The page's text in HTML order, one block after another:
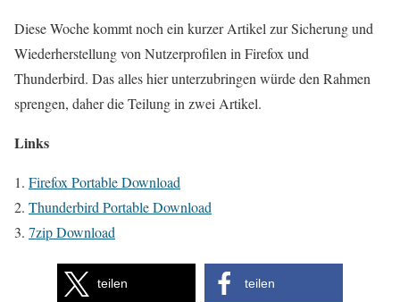
Diese Woche kommt noch ein kurzer Artikel zur Sicherung und
Wiederherstellung von Nutzerprofilen in Firefox und
Thunderbird. Das alles hier unterzubringen würde den Rahmen
sprengen, daher die Teilung in zwei Artikel.
Links
Firefox Portable Download
Thunderbird Portable Download
7zip Download
teilen teilen